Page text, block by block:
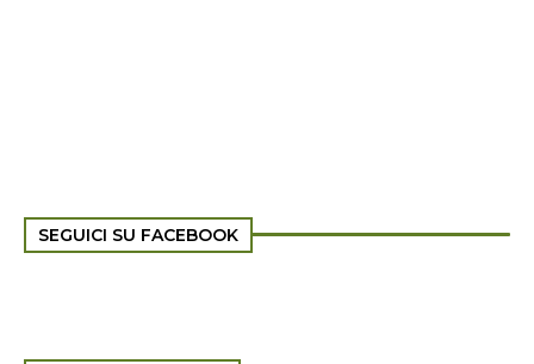
SEGUICI SU FACEBOOK